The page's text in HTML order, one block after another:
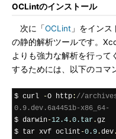
OCLintのインストール
次に「OCLint 」をイン
の静的解析ツールです。
よりも強力な解析を行って
するためには、以下のコマ
$ curl -O http : //
0.9.dev.6a4451b-x86_64-
$ darwin-12.4 .0.tar .gz
$ tar xvf oclint -0.9 .dev .